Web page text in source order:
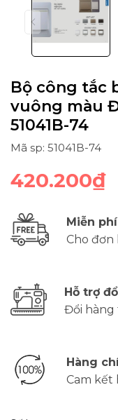
Bộ công tắc
vuông màu
51041B-74
Mã sp: 51041B-74
420.200₫
Miễn
Cho đơn
Hỗ trợ
Đổi hàng
Hàng
Cam kết